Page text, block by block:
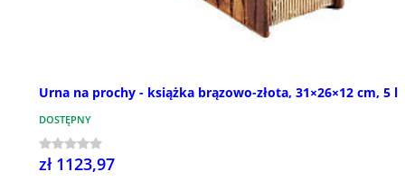
Urna na prochy - książka brązowo-złota, 31×26×12 cm, 5 l
DOSTĘPNY
zł 1123,97